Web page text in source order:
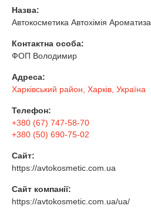
Назва:
Автокосметика Автохімія
Контактна особа:
ФОП Володимир
Адреса:
Харківський район, Харків, Україна
Телефон:
+380 (67) 747-58-70
+380 (50) 690-75-02
Сайт:
https://avtokosmetic.com.ua
Сайт компанії:
https://avtokosmetic.com.ua/ua/